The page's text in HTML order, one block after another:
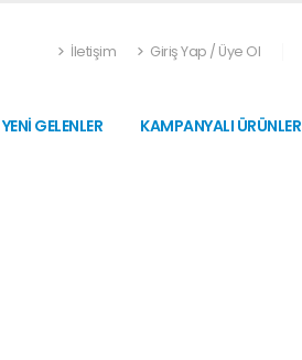
İletişim Giriş Yap / Üye Ol
YENİ GELENLER KAMPANYALI ÜRÜNLER